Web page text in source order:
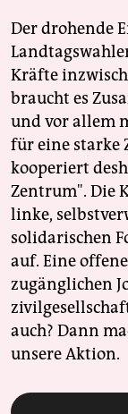
Der drohende
Kräfte
braucht es
und vor allem
für eine starke
kooperiert
Zentrum". Die
linke,
solidarischen
auf. Eine
zugänglichen
auch? Dann
unsere Aktion.